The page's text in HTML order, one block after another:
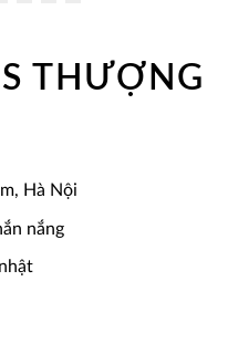
THƯỢNG
Hà Nội
nắng